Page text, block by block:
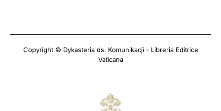
Copyright © Dykasteria ds. Komunikacji - Libreria Editrice
Vaticana